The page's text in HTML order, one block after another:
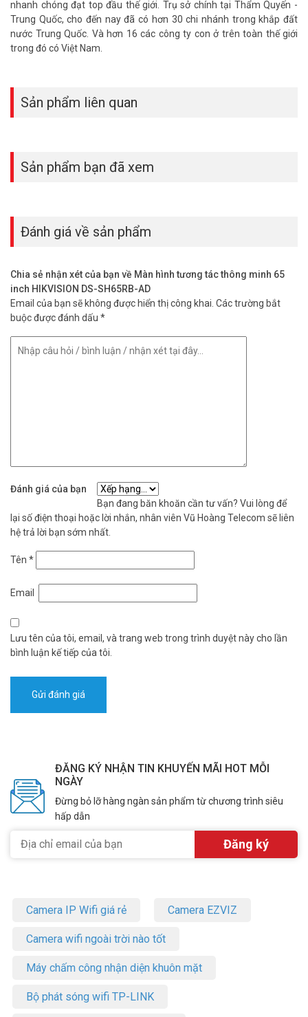
– Góc Nhìn: 178° (H) / 178° (Dọc)
– Thời Gian Làm Việc: 7*16H
– Điểm Chạm: Cảm ứng đa điểm tối đa 45 điểm
– Hệ điều hành: Android 11
– Bộ Xử Lý: A72*2 + A53*4, 1,8 GHz
– Bộ nhớ: 4GB RAM + 64GB ROM.
– Camera 8MP tích hợp đảm bảo hình ảnh rõ nét hơn và 6 mảng
micrô mang đến cho bạn trải nghiệm tuyệt vời.
– Tích hợp 2 Loa 16W
– Đầu Vào Video Và Âm Thanh: HDMI IN × 2, MAX 4K @30 Hz, LINE
IN × 1
@60 Hz, LINE OUT × 1
– Giao Diện Điều Khiển: RS-232 × 1, Touch-USB × 1
– Giao Diện Mạng: RJ45 (cổng 1000 Mbps) × 2
– Giao Diện Truyền Dữ Liệu: USB-C × 1, USB-A × 2 ở mặt trước, USB-
– Nguồn cấp: AC100-240V, 50/60 Hz
nhanh chóng đạt top đầu thế giới. Trụ sở chính tại Thẩm Quyến -
Trung Quốc, cho đến nay đã có hơn 30 chi nhánh trong khắp đất
nước Trung Quốc. Và hơn 16 các công ty con ở trên toàn thế giới
trong đó có Việt Nam.
Sản phẩm liên quan
Sản phẩm bạn đã xem
Đánh giá về sản phẩm
Chia sẻ nhận xét của bạn về Màn hình tương tác thông minh 65
inch HIKVISION DS-SH65RB-AD
Email của bạn sẽ không được hiển thị công khai. Các trường bắt
buộc được đánh dấu *
Đánh giá của bạn
Bạn đang băn khoăn cần tư vấn? Vui lòng để
lại số điện thoại hoặc lời nhắn, nhân viên Vũ Hoàng Telecom sẽ liên
hệ trả lời bạn sớm nhất.
Tên *
Email
Lưu tên của tôi, email, và trang web trong trình duyệt này cho lần
bình luận kế tiếp của tôi.
ĐĂNG KÝ NHẬN TIN KHUYẾN MÃI HOT MỖI
NGÀY
Đừng bỏ lỡ hàng ngàn sản phẩm từ chương trình siêu
hấp dẫn
Camera IP Wifi giá rẻ Camera EZVIZ
Camera wifi ngoài trời nào tốt
Máy chấm công nhận diện khuôn mặt
Bộ phát sóng wifi TP-LINK